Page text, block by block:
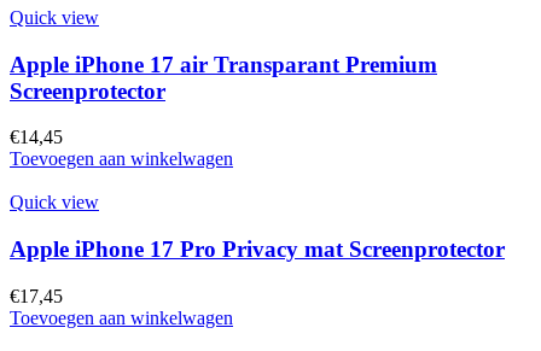
Quick view
Apple iPhone 17 air Transparant Premium
Screenprotector
€14,45
Toevoegen aan winkelwagen
Quick view
Apple iPhone 17 Pro Privacy mat Screenprotector
€17,45
Toevoegen aan winkelwagen